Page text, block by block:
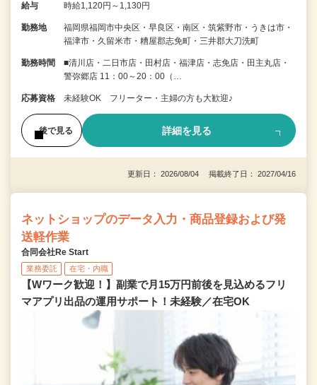
給与 時給1,120円～1,130円
勤務地
福岡県福岡市中央区・早良区・南区・筑紫野市・うきは市・
福津市・久留米市・糟屋郡志免町・三井郡大刀洗町
勤務時間
■清川店・二日市店・田村店・福津店・志免店・田主丸店・
警弥郷店 11：00～20：00（…
応募資格 未経験OK フリーター・主婦の方も大歓迎♪
後で見る 詳細を見る
更新日： 2026/08/04 掲載終了日： 2027/04/16
ネットショップのデータ入力・商品登録および発
送軽作業
合同会社Re Start
業務委託 在宅・内職
【Wワーク歓迎！】副業で月15万円前後を見込めるフリ
マアプリ出品の運用サポート！未経験／在宅OK